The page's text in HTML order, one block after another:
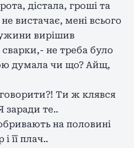
дістала, гроші та
вистачає, мені всього
вирішив
сварки,- не треба було
думала чи що? Айщ,
Ти ж клявся
заради те..
на половині
її плач..